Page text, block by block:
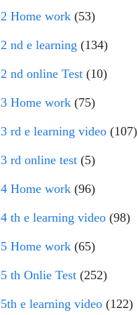
2 Home work(53)
2 nd e learning (134)
2 nd online Test(10)
3 Home work(75)
3 rd e learning video(107)
3 rd online test(5)
4 Home work(96)
4 th e learning video(98)
5 Home work(65)
5 th Onlie Test(252)
5th e learning video(122)